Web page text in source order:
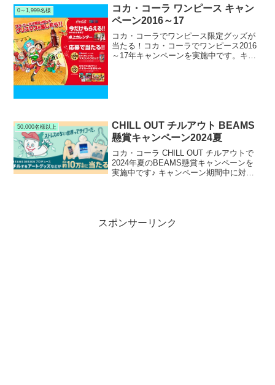
にミニストップ ピスタチオカカオパフェ
無料引き換えクーポンが当たります。
0～1,999名様
コカ・コーラ ワンピース キャン
ペーン2016～17
コカ・コーラでワンピース限定グッズが
当たる！コカ・コーラでワンピース2016
～17年キャンペーンを実施中です。キャ
50,000名様以上
CHILL OUT チルアウト BEAMS
懸賞キャンペーン2024夏
コカ・コーラ CHILL OUT チルアウトで
2024年夏のBEAMS懸賞キャンペーンを
実施中です♪ キャンペーン期間中に対象
スポンサーリンク